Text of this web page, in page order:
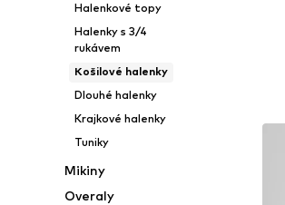
Halenkové topy
Halenky s 3/4
rukávem
Košilové halenky
Dlouhé halenky
Krajkové halenky
Tuniky
Mikiny
Overaly